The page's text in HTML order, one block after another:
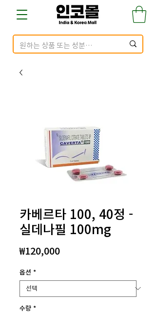
카베르타 100, 40정 -
실데나필 100mg
₩120,000가
옵션 *
수량 *